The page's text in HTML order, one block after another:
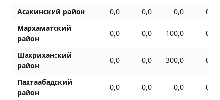
Асакинский район 0,0 0,0 0,0
0,0
Мархаматский
район
0,0 0,0 100,0 0,0
Шахриханский
район
0,0 0,0 300,0 0,0
Пахтаабадский
район
0,0 0,0 0,0 0,0